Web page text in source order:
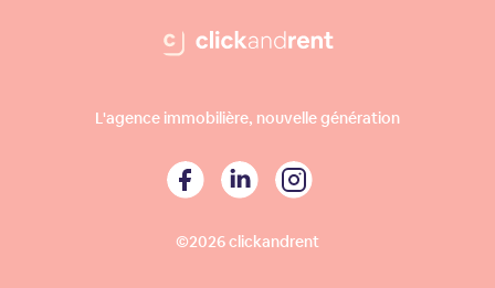
L'agence immobilière, nouvelle génération
©2026 clickandrent